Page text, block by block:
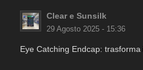
Clear e Sunsilk
29 Agosto 2025 - 15:36
Eye Catching Endcap: